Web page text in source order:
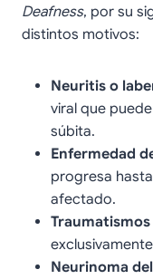
Deafness, por su
distintos motivos:
Neuritis o
viral que
súbita.
Enfermedad
progresa
afectado.
Neurinoma